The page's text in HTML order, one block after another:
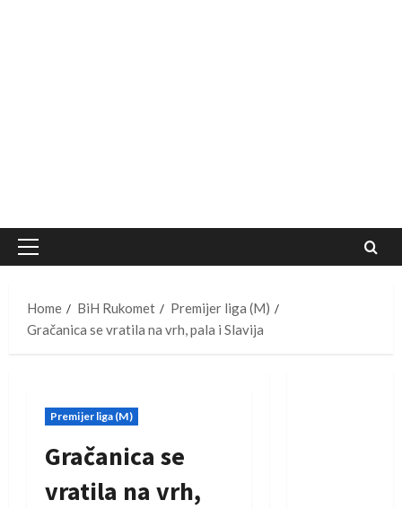
Primary
Home
BiH Rukomet
Premijer liga (M)
Gračanica se vratila na vrh, pala i Slavija
Premijer liga (M)
Gračanica se
vratila na vrh,